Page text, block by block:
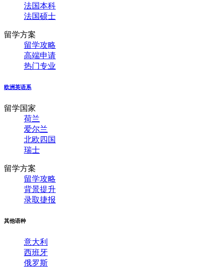
法国本科
法国硕士
留学方案
留学攻略
高端申请
热门专业
欧洲英语系
留学国家
荷兰
爱尔兰
北欧四国
瑞士
留学方案
留学攻略
背景提升
录取捷报
其他语种
意大利
西班牙
俄罗斯